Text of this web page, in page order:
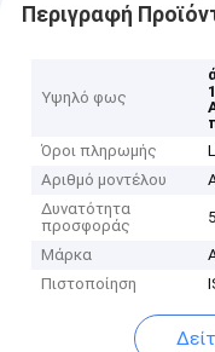
Περιγραφή
Υψηλό φως
Όροι πληρωμής
Αριθμό μοντέλου
Δυνατότητα
προσφοράς
Μάρκα
Πιστοποίηση